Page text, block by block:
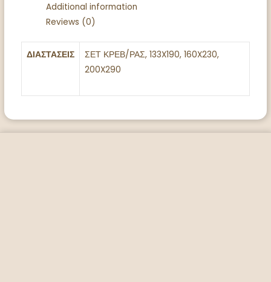
Additional information
Reviews (0)
ΔΙΑΣΤΑΣΕΙΣ
ΣΕΤ ΚΡΕΒ/ΡΑΣ, 133X190, 160X230,
200X290